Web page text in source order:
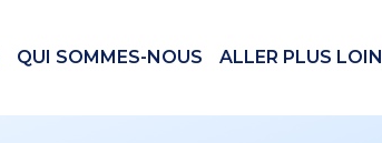
QUI SOMMES-NOUS ALLER PLUS LOIN